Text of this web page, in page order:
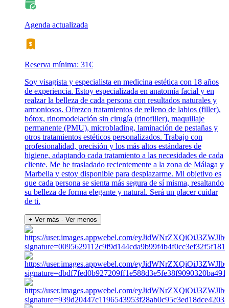
Agenda actualizada
Reserva mínima: 31€
Soy visagista y especialista en medicina estética con 18 años
de experiencia. Estoy especializada en anatomía facial y en
realzar la belleza de cada persona con resultados naturales y
armoniosos. Ofrezco tratamientos de relleno de labios (filler),
bótox, rinomodelación sin cirugía (rinofiller), maquillaje
permanente (PMU), microblading, laminación de pestañas y
otros tratamientos estéticos personalizados. Trabajo con
profesionalidad, precisión y los más altos estándares de
higiene, adaptando cada tratamiento a las necesidades de cada
cliente. Me he trasladado recientemente a la zona de Málaga y
Marbella y estoy disponible para desplazarme. Mi objetivo es
que cada persona se sienta más segura de sí misma, resaltando
su belleza de forma elegante y natural. Será un placer cuidar
de ti.
+ Ver más - Ver menos